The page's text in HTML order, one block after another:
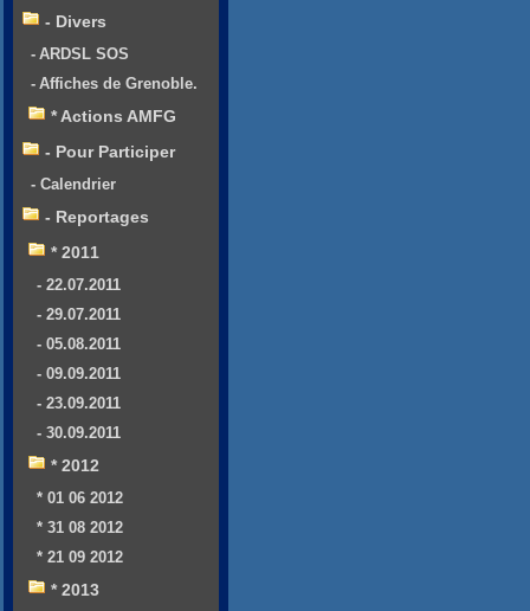
- Divers
- ARDSL SOS
- Affiches de Grenoble.
* Actions AMFG
- Pour Participer
- Calendrier
- Reportages
* 2011
- 22.07.2011
- 29.07.2011
- 05.08.2011
- 09.09.2011
- 23.09.2011
- 30.09.2011
* 2012
* 01 06 2012
* 31 08 2012
* 21 09 2012
* 2013